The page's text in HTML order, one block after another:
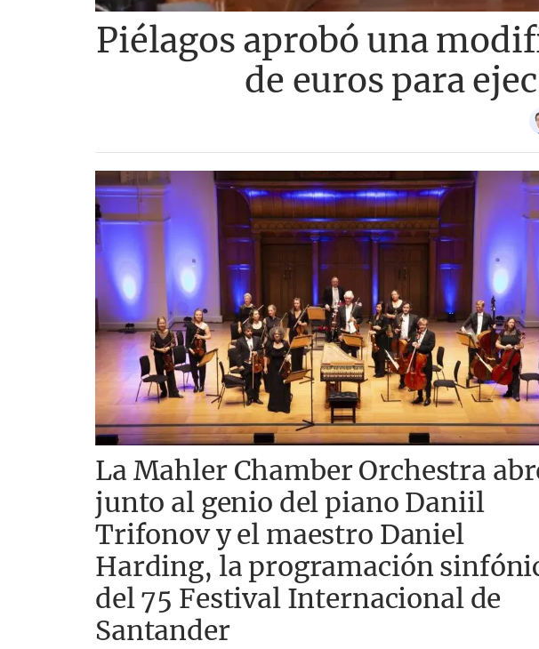
Piélagos aprobó una
de euros para
La Mahler Chamber Orchestra
junto al genio del piano Daniil
Trifonov y el maestro Daniel
Harding, la programación
del 75 Festival Internacional de
Santander